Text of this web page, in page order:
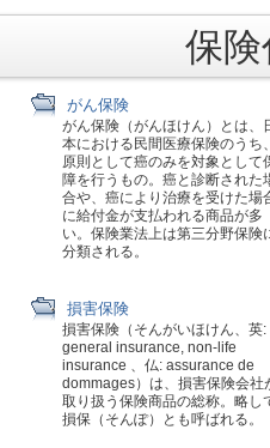
保
がん保険
がん保険（がんほけん）とは、
本における民間医療保険のうち
原則として癌のみを対象として
障を行うもの。癌と診断された
合や、癌により治療を受けた場
に給付金が支払われる商品が多
い。保険業法上は第三分野保険
分類される。
損害保険
損害保険（そんがいほけん、英:
general insurance, non-life
insurance 、仏: assurance de
dommages）は、損害保険会社
取り扱う保険商品の総称。略し
損保（そんぽ）とも呼ばれる。